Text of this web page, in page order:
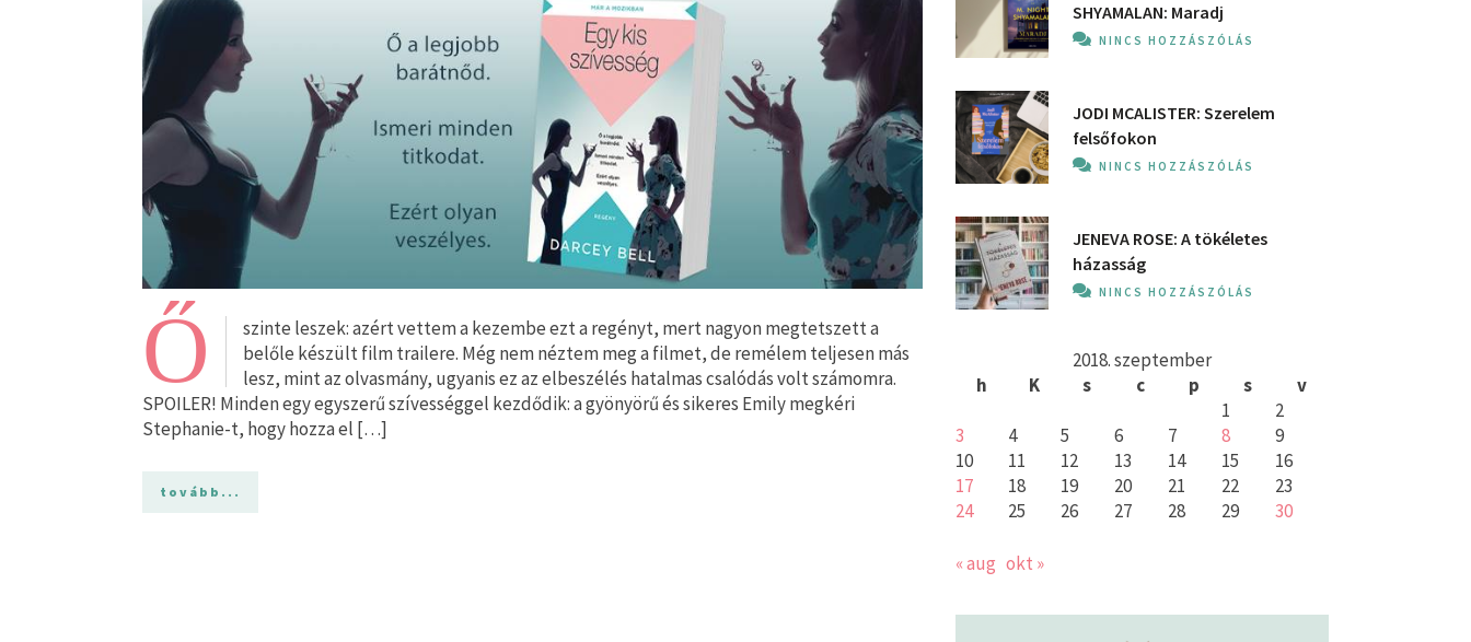
Ő
szinte leszek: azért vettem a kezembe ezt a regényt, mert nagyon megtetszett a
belőle készült film trailere. Még nem néztem meg a filmet, de remélem teljesen más
lesz, mint az olvasmány, ugyanis ez az elbeszélés hatalmas csalódás volt számomra.
SPOILER! Minden egy egyszerű szívességgel kezdődik: a gyönyörű és sikeres Emily megkéri
Stephanie-t, hogy hozza el […]
tovább...
SHYAMALAN: Maradj
NINCS HOZZÁSZÓLÁS
JODI MCALISTER: Szerelem
felsőfokon
NINCS HOZZÁSZÓLÁS
JENEVA ROSE: A ​tökéletes
házasság
NINCS HOZZÁSZÓLÁS
2018. szeptember
h
K s c p s
v
1
2
3
4 5 6 7 8
9
10
11 12 13 14 15
16
17
18 19 20 21 22
23
24
25 26 27 28 29 30
« aug okt »